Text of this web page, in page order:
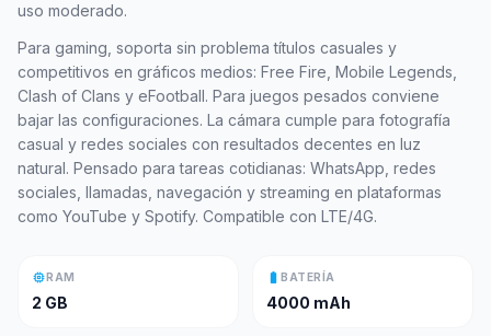
uso moderado.
Para gaming, soporta sin problema títulos casuales y
competitivos en gráficos medios: Free Fire, Mobile Legends,
Clash of Clans y eFootball. Para juegos pesados conviene
bajar las configuraciones. La cámara cumple para fotografía
casual y redes sociales con resultados decentes en luz
natural. Pensado para tareas cotidianas: WhatsApp, redes
sociales, llamadas, navegación y streaming en plataformas
como YouTube y Spotify. Compatible con LTE/4G.
memoryRAM
2 GB
battery_full BATERÍA
4000 mAh